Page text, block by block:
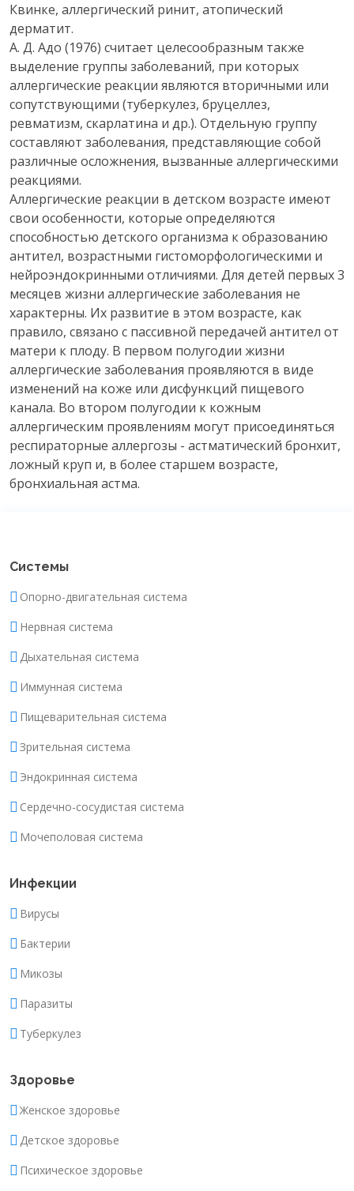
Квинке, аллергический ринит, атопический
дерматит.
А. Д. Адо (1976) считает целесообразным также
выделение группы заболеваний, при которых
аллергические реакции являются вторичными или
сопутствующими (туберкулез, бруцеллез,
ревматизм, скарлатина и др.). Отдельную группу
составляют заболевания, представляющие собой
различные осложнения, вызванные аллергическими
реакциями.
Аллергические реакции в детском возрасте имеют
свои особенности, которые определяются
способностью детского организма к образованию
антител, возрастными гистоморфологическими и
нейроэндокринными отличиями. Для детей первых 3
месяцев жизни аллергические заболевания не
характерны. Их развитие в этом возрасте, как
правило, связано с пассивной передачей антител от
матери к плоду. В первом полугодии жизни
аллергические заболевания проявляются в виде
изменений на коже или дисфункций пищевого
канала. Во втором полугодии к кожным
аллергическим проявлениям могут присоединяться
респираторные аллергозы - астматический бронхит,
ложный круп и, в более старшем возрасте,
бронхиальная астма.
Системы
Опорно-двигательная система
Нервная система
Дыхательная система
Иммунная система
Пищеварительная система
Зрительная система
Эндокринная система
Сердечно-сосудистая система
Мочеполовая система
Инфекции
Вирусы
Бактерии
Микозы
Паразиты
Туберкулез
Здоровье
Женское здоровье
Детское здоровье
Психическое здоровье